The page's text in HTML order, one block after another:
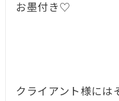
お墨付き♡
クライアント様には